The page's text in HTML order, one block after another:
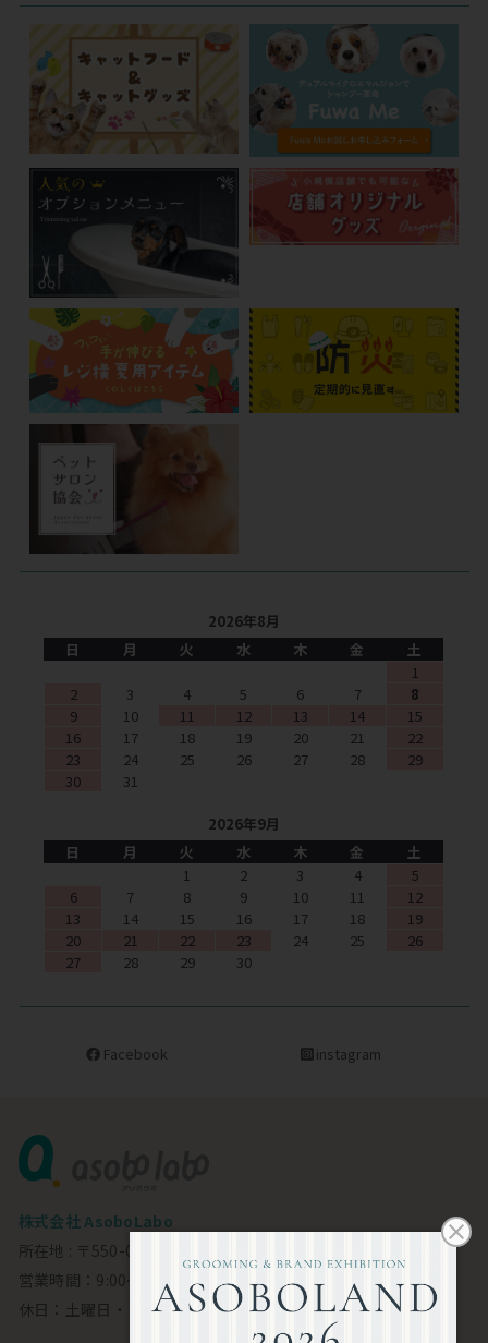
2026年8月
日
月 火 水 木 金
土
1
2
3 4 5 6 7
8
9
10 11 12 13 14
15
16
17 18 19 20 21
22
23
24 25 26 27 28
29
30
31
2026年9月
日
月 火 水 木 金
土
1
2 3 4
5
6
7 8 9 10 11
12
13
14 15 16 17 18
19
20
21 22 23 24 25
26
27
28 29 30
Facebook instagram
株式会社 AsoboLabo
所在地 : 〒550-0002 大阪市西区江戸堀1-23-11 6F
営業時間：9:00～18:00
休日：土曜日・日曜日・祝日